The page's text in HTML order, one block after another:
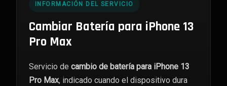
INFORMACIÓN DEL SERVICIO
Cambiar Batería para iPhone 13
Pro Max
Servicio de cambio de batería para iPhone 13
Pro Max, indicado cuando el dispositivo dura